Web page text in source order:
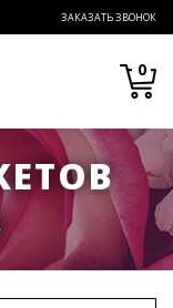
ЗАКАЗАТЬ ЗВОНОК
0